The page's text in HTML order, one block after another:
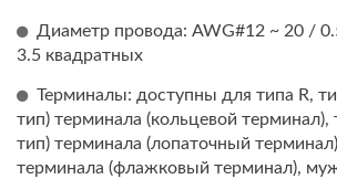
Диаметр провода: AWG#12 ~ 20 /
3.5 квадратных
Терминалы: доступны для типа R,
тип) терминала (кольцевой терминал),
тип) терминала (лопаточный
терминала (флажковый терминал),